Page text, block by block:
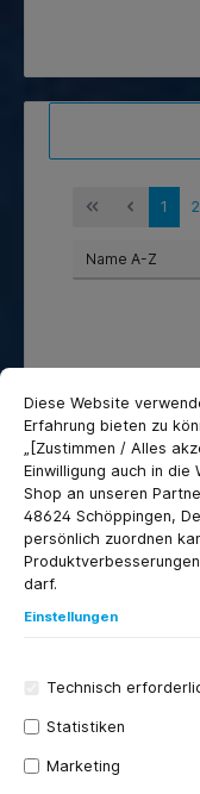
1 2
14,74 €*
Cookie-Voreinstellungen
cookie.messageTextPage
Diese Website
Erfahrung bieten zu
„[Zustimmen / Alles
Einwilligung auch in
Shop an unseren
48624 Schöppingen,
persönlich zuordnen
darf.
Einstellungen
Technisch
Statistiken
Marketing